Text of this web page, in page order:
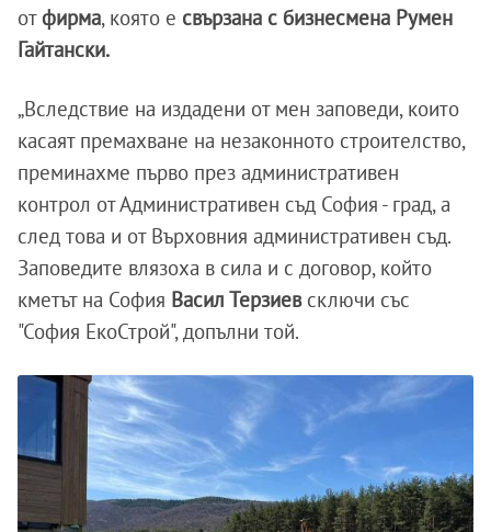
отфирма, която е свързана с бизнесмена Румен
Гайтански.
„Вследствие на издадени от мен заповеди, които
касаят премахване на незаконното строителство,
преминахме първо през административен
контрол от Административен съд София - град, а
след това и от Върховния административен съд.
Заповедите влязоха в сила и с договор, който
кметът на София Васил Терзиев сключи със
"София ЕкоСтрой", допълни той.